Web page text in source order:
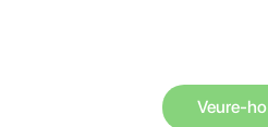
Veure-